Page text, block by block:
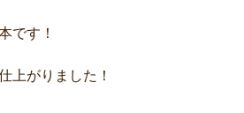
です！
上がりました！